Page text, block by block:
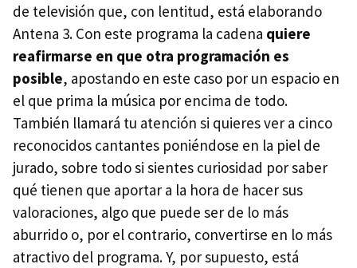
de televisión que, con lentitud, está elaborando
Antena 3. Con este programa la cadena quiere
reafirmarse en que otra programación es
posible, apostando en este caso por un espacio en
el que prima la música por encima de todo.
También llamará tu atención si quieres ver a cinco
reconocidos cantantes poniéndose en la piel de
jurado, sobre todo si sientes curiosidad por saber
qué tienen que aportar a la hora de hacer sus
valoraciones, algo que puede ser de lo más
aburrido o, por el contrario, convertirse en lo más
atractivo del programa. Y, por supuesto, está